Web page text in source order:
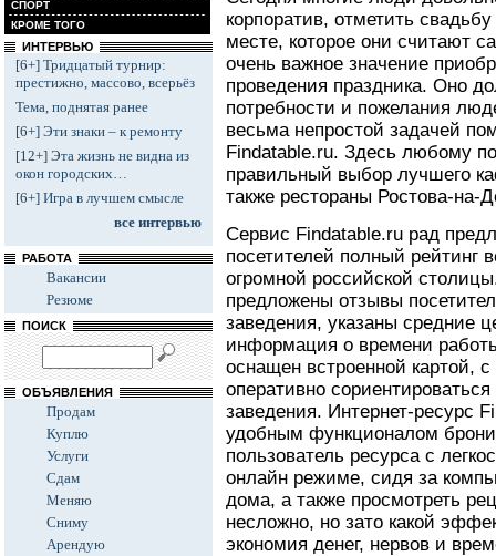
СПОРТ
КРОМЕ ТОГО
ИНТЕРВЬЮ
[6+] Тридцатый турнир:
престижно, массово, всерьёз
Тема, поднятая ранее
[6+] Эти знаки – к ремонту
[12+] Эта жизнь не видна из
окон городских…
[6+] Игра в лучшем смысле
все интервью
РАБОТА
Вакансии
Резюме
ПОИСК
ОБЪЯВЛЕНИЯ
Продам
Куплю
Услуги
Сдам
Меняю
Сниму
Арендую
корпоратив, отметить
месте, которое они считают
очень важное значение
проведения праздника. Оно
потребности и пожелания
весьма непростой задачей
Findatable.ru. Здесь любому
правильный выбор лучшего
также рестораны Ростова-на-
Сервис Findatable.ru рад
посетителей полный рейтинг
огромной российской
предложены отзывы
заведения, указаны средние
информация о времени
оснащен встроенной картой,
оперативно
заведения. Интернет-ресурс
удобным функционалом
пользователь ресурса с
онлайн режиме, сидя за
дома, а также просмотреть
несложно, но зато какой
экономия денег, нервов и